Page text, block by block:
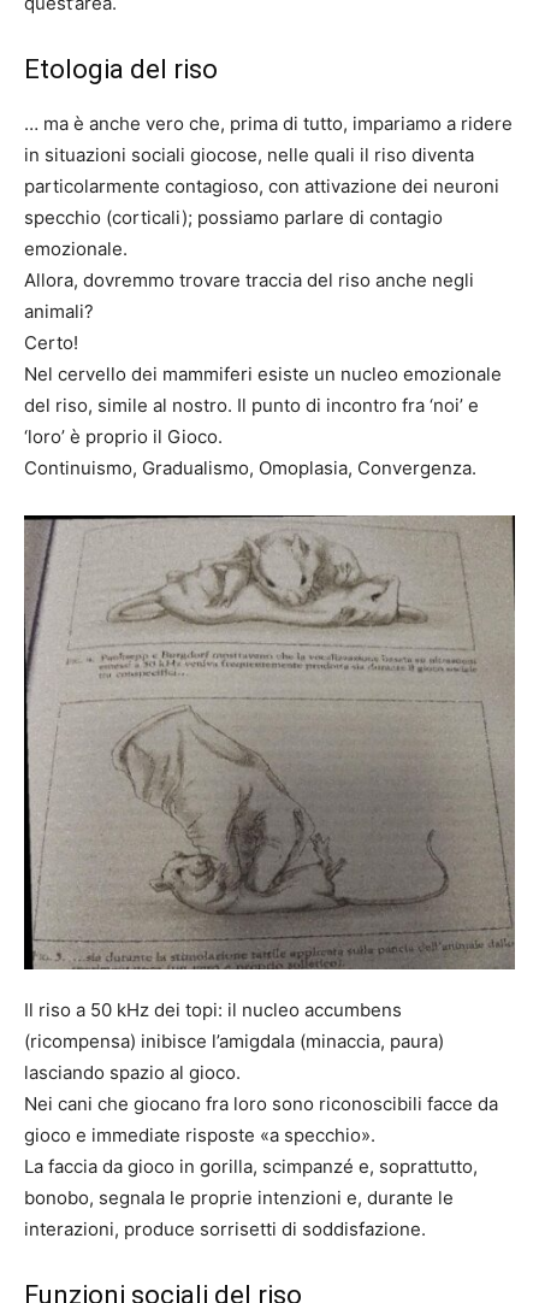
Etologia del riso
… ma è anche vero che, prima di tutto, impariamo a ridere
in situazioni sociali giocose, nelle quali il riso diventa
particolarmente contagioso, con attivazione dei neuroni
specchio (corticali); possiamo parlare di contagio
emozionale.
Allora, dovremmo trovare traccia del riso anche negli
animali?
Certo!
Nel cervello dei mammiferi esiste un nucleo emozionale
del riso, simile al nostro. Il punto di incontro fra ‘noi’ e
‘loro’ è proprio il Gioco.
Continuismo, Gradualismo, Omoplasia, Convergenza.
Il riso a 50 kHz dei topi: il nucleo accumbens
(ricompensa) inibisce l’amigdala (minaccia, paura)
lasciando spazio al gioco.
Nei cani che giocano fra loro sono riconoscibili facce da
gioco e immediate risposte «a specchio».
La faccia da gioco in gorilla, scimpanzé e, soprattutto,
bonobo, segnala le proprie intenzioni e, durante le
interazioni, produce sorrisetti di soddisfazione.
Funzioni sociali del riso